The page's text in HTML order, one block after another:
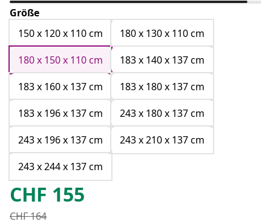
Größe
150 x 120 x 110 cm
180 x 130 x 110 cm
180 x 150 x 110 cm
183 x 140 x 137 cm
183 x 160 x 137 cm
183 x 180 x 137 cm
183 x 196 x 137 cm
243 x 180 x 137 cm
243 x 196 x 137 cm
243 x 210 x 137 cm
243 x 244 x 137 cm
CHF 155
CHF164